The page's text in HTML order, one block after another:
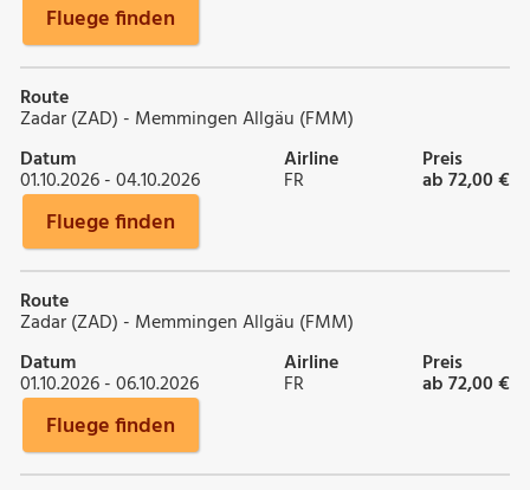
Fluege finden
Route
Zadar (ZAD) - Memmingen Allgäu (FMM)
Datum
01.10.2026 - 04.10.2026
Airline
FR
Preis
ab 72,00 €
Fluege finden
Route
Zadar (ZAD) - Memmingen Allgäu (FMM)
Datum
01.10.2026 - 06.10.2026
Airline
FR
Preis
ab 72,00 €
Fluege finden